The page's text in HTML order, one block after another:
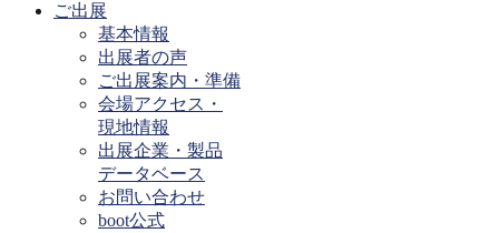
ご出展
基本情報
出展者の声
ご出展案内・準備
会場アクセス・
現地情報
出展企業・製品
データベース
お問い合わせ
boot公式